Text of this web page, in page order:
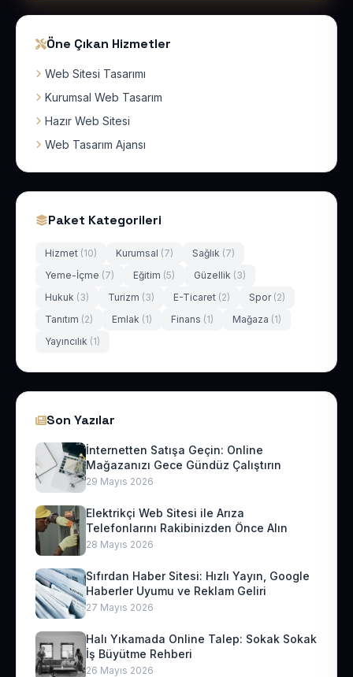
Öne Çıkan Hizmetler
Web Sitesi Tasarımı
Kurumsal Web Tasarım
Hazır Web Sitesi
Web Tasarım Ajansı
Paket Kategorileri
Hizmet (10) Kurumsal (7) Sağlık (7)
Yeme-İçme (7) Eğitim (5) Güzellik (3)
Hukuk (3) Turizm (3) E-Ticaret (2) Spor (2)
Tanıtım (2) Emlak (1) Finans (1) Mağaza (1)
Yayıncılık (1)
Son Yazılar
İnternetten Satışa Geçin: Online
Mağazanızı Gece Gündüz Çalıştırın
29 Mayıs 2026
Elektrikçi Web Sitesi ile Arıza
Telefonlarını Rakibinizden Önce Alın
28 Mayıs 2026
Sıfırdan Haber Sitesi: Hızlı Yayın, Google
Haberler Uyumu ve Reklam Geliri
27 Mayıs 2026
Halı Yıkamada Online Talep: Sokak Sokak
İş Büyütme Rehberi
26 Mayıs 2026